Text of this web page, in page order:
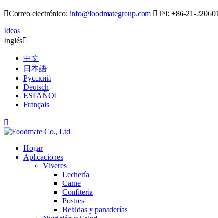
Correo electrónico: info@foodmategroup.com Tel: +86-21-
Ideas
Inglés
中文
日本語
Русский
Deutsch
ESPAÑOL
Français

Hogar
Aplicaciones
Víveres
Lechería
Carne
Confitería
Postres
Bebidas y panaderías